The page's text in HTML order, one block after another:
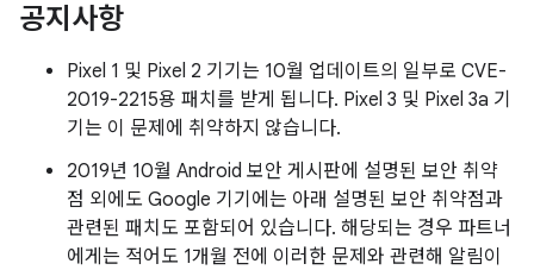
공지사항
Pixel 1 및 Pixel 2 기기는 10월 업데이트의 일부로 CVE-
2019-2215용 패치를 받게 됩니다. Pixel 3 및 Pixel 3a 기
기는 이 문제에 취약하지 않습니다.
2019년 10월 Android 보안 게시판에 설명된 보안 취약
점 외에도 Google 기기에는 아래 설명된 보안 취약점과
관련된 패치도 포함되어 있습니다. 해당되는 경우 파트너
에게는 적어도 1개월 전에 이러한 문제와 관련해 알림이